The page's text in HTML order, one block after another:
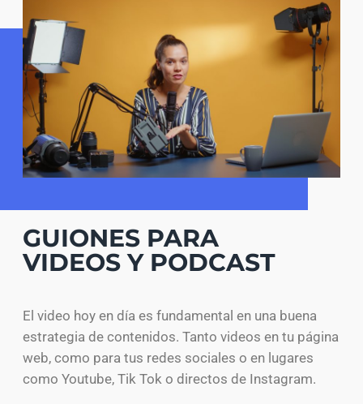
GUIONES PARA
VIDEOS Y PODCAST
El video hoy en día es fundamental en una buena
estrategia de contenidos. Tanto videos en tu página
web, como para tus redes sociales o en lugares
como Youtube, Tik Tok o directos de Instagram.